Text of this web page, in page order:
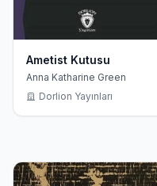
Ametist Kutusu
Anna Katharine Green
Dorlion Yayınları